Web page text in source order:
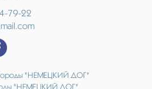
79-22
"НЕМЕЦКИЙ ДОГ"
"НЕМЕЦКИЙ ДОГ"